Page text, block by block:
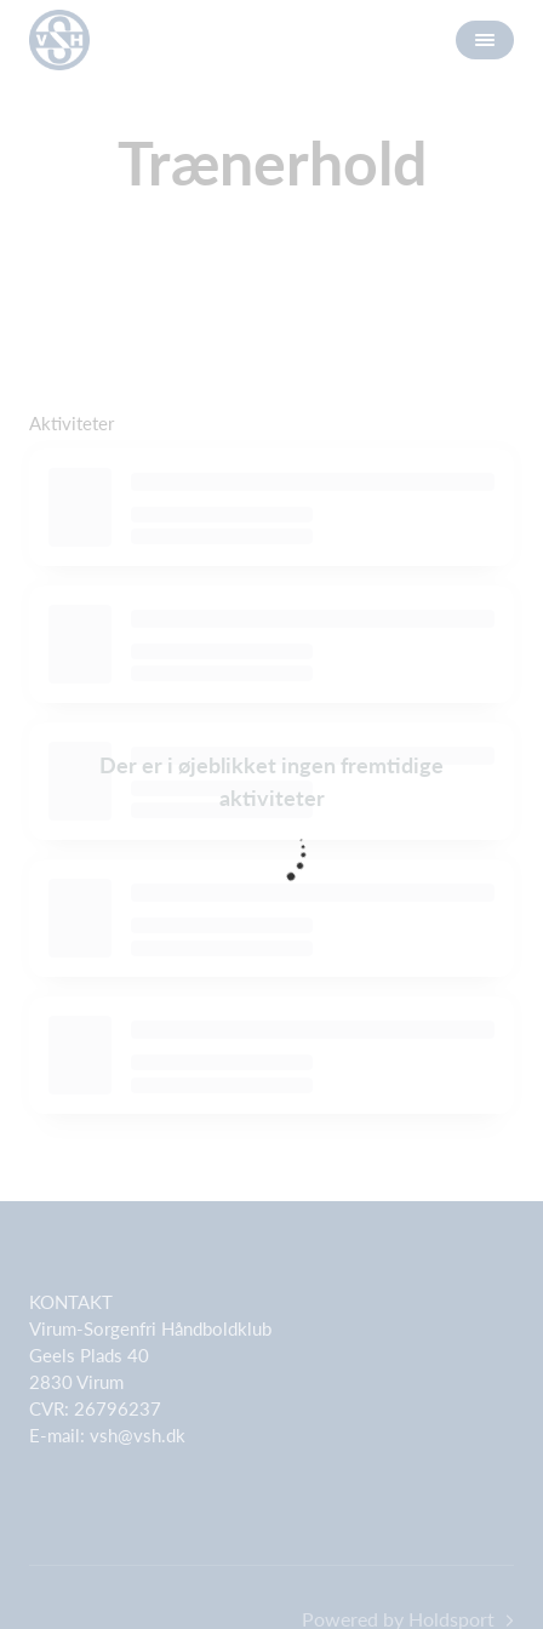
Trænerhold
Aktiviteter
Der er i øjeblikket ingen fremtidige
aktiviteter
KONTAKT
Virum-Sorgenfri Håndboldklub
Geels Plads 40
2830 Virum
CVR: 26796237
E-mail: vsh@vsh.dk
Powered by Holdsport